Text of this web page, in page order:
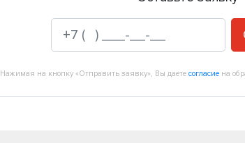
Нажимая на кнопку «Отправить заявку», Вы даете согласие на